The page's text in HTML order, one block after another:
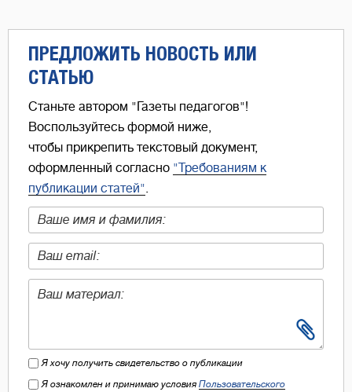
ПРЕДЛОЖИТЬ НОВОСТЬ ИЛИ
СТАТЬЮ
Станьте автором "Газеты педагогов"!
Воспользуйтесь формой ниже,
чтобы прикрепить текстовый документ,
оформленный согласно "Требованиям к
публикации статей"
Я хочу получить свидетельство о публикации
Я ознакомлен и принимаю условия Пользовательского